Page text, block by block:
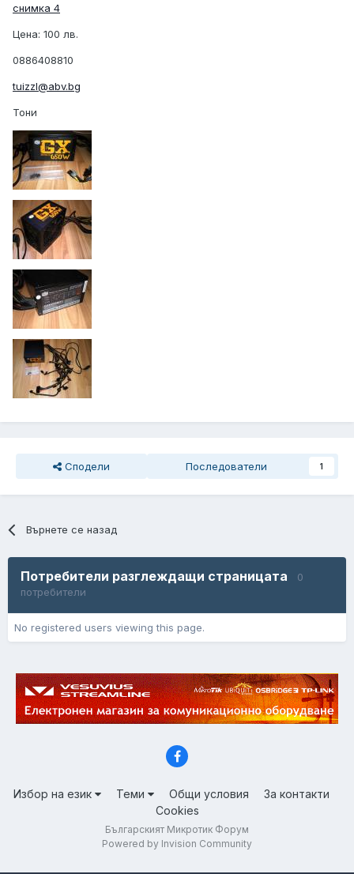
снимка 4
Цена: 100 лв.
0886408810
tuizzl@abv.bg
Тони
Сподели Последователи 1
Върнете се назад
Потребители разглеждащи страницата
0
потребители
No registered users viewing this page.
Избор на език Теми Общи условия
За контакти
Cookies
Българският Микротик Форум
Powered by Invision Community